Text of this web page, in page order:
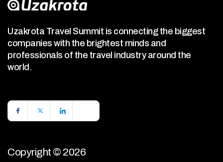
Uzakrota Travel Summit is connecting the biggest
companies with the brightest minds and
professionals of the travel industry around the
world.
Copyright © 2026